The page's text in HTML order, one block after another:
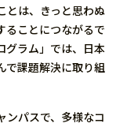
とは、きっと思わぬ
ることにつながるで
グラム」では、日本
で課題解決に取り組
パスで、多様なコ